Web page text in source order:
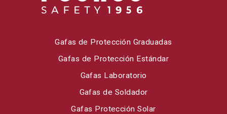
Gafas de Protección Graduadas
Gafas de Protección Estándar
Gafas Laboratorio
Gafas de Soldador
Gafas Protección Solar